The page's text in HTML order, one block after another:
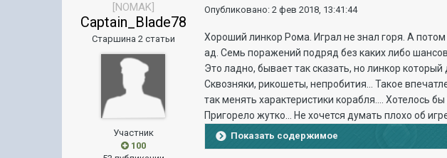
[NOMAK]
Captain_Blade78
Старшина 2 статьи
Участник
100
Опубликовано:2 фев 2018, 13:41:44
Хороший линкор Рома. Играл не знал горя. А
ад. Семь поражений подряд без каких либо шансов
Это ладно, бывает так сказать, но линкор
Сквозняки, рикошеты, непробития... Такое
так менять характеристики корабля.... Хотелось
Пригорело жутко... Не хочется думать плохо об
Показать содержимое